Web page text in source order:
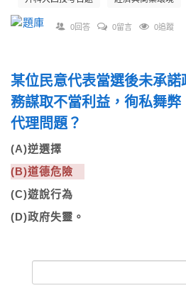
0回答 0留言 0追蹤
某位民意代表當選後未承
務謀取不當利益，徇私舞
代理問題？
(A)逆選擇
(B)道德危險
(C)遊說行為
(D)政府失靈。